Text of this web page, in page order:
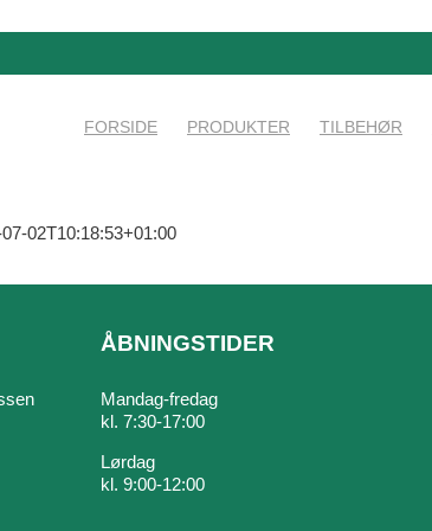
FORSIDE PRODUKTER TILBEHØR
02T10:18:53+01:00
ÅBNINGSTIDER
Mandag-fredag
kl. 7:30-17:00
Lørdag
kl. 9:00-12:00